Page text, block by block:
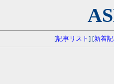
[記事リスト ] [新着